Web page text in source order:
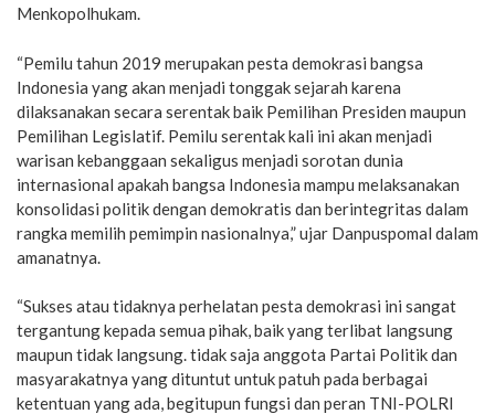
Menkopolhukam.
“Pemilu tahun 2019 merupakan pesta demokrasi bangsa
Indonesia yang akan menjadi tonggak sejarah karena
dilaksanakan secara serentak baik Pemilihan Presiden maupun
Pemilihan Legislatif. Pemilu serentak kali ini akan menjadi
warisan kebanggaan sekaligus menjadi sorotan dunia
internasional apakah bangsa Indonesia mampu melaksanakan
konsolidasi politik dengan demokratis dan berintegritas dalam
rangka memilih pemimpin nasionalnya,” ujar Danpuspomal dalam
amanatnya.
“Sukses atau tidaknya perhelatan pesta demokrasi ini sangat
tergantung kepada semua pihak, baik yang terlibat langsung
maupun tidak langsung. tidak saja anggota Partai Politik dan
masyarakatnya yang dituntut untuk patuh pada berbagai
ketentuan yang ada, begitupun fungsi dan peran TNI-POLRI